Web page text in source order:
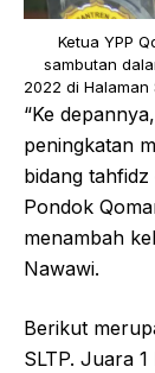
Ketua YPP
sambutan
2022 di Halaman
“Ke
peningkatan
bidang
Pondok
menambah
Nawawi.
Berikut
SLTP. Juara